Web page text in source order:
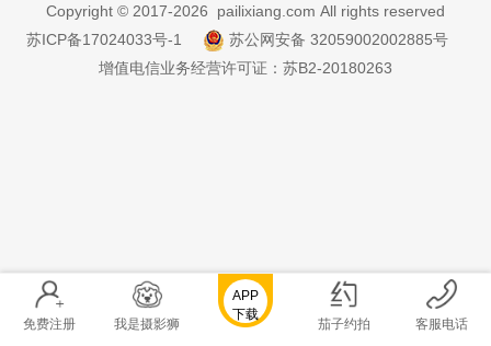
Copyright © 2017-2026 pailixiang.com All rights reserved
苏ICP备17024033号-1
苏公网安备 32059002002885号
增值电信业务经营许可证：苏B2-20180263
免费注册 我是摄影狮
APP
下载
茄子约拍 客服电话